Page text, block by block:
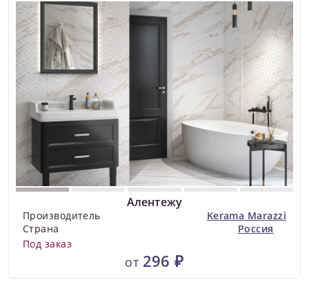
Алентежу
Производитель
Kerama Marazzi
Страна
Россия
Под заказ
от 296 ₽